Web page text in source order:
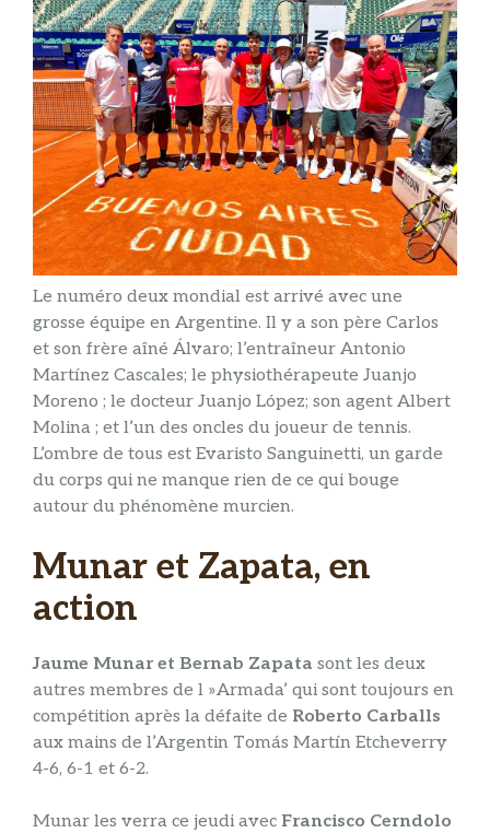
Le numéro deux mondial est arrivé avec une
grosse équipe en Argentine. Il y a son père Carlos
et son frère aîné Álvaro; l’entraîneur Antonio
Martínez Cascales; le physiothérapeute Juanjo
Moreno ; le docteur Juanjo López; son agent Albert
Molina ; et l’un des oncles du joueur de tennis.
L’ombre de tous est Evaristo Sanguinetti, un garde
du corps qui ne manque rien de ce qui bouge
autour du phénomène murcien.
Munar et Zapata, en
action
Jaume Munar et Bernab Zapata sont les deux
autres membres de l »Armada’ qui sont toujours en
compétition après la défaite de Roberto Carballs
aux mains de l’Argentin Tomás Martín Etcheverry
4-6, 6-1 et 6-2.
Munar les verra ce jeudi avec Francisco Cerndolo